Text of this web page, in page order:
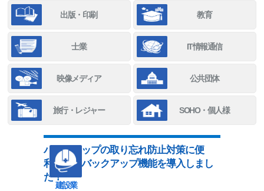
出版・印刷 教育
士業 IT情報通信
映像メディア 公共団体
旅行・レジャー SOHO・個人様
建設業
バックアップの取り忘れ防止対策に便
利！自動バックアップ機能を導入しまし
た！